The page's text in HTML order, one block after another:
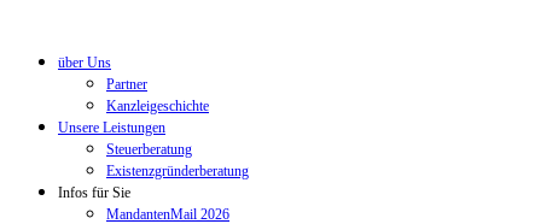
über Uns
Partner
Kanzleigeschichte
Unsere Leistungen
Steuerberatung
Existenzgründerberatung
Infos für Sie
MandantenMail 2026